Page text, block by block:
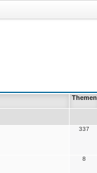
Themen
337
8